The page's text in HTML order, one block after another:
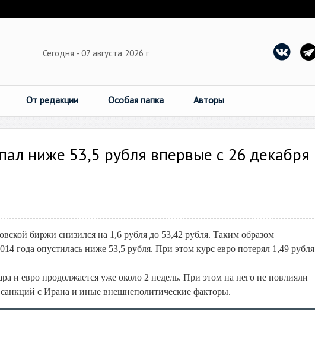
Сегодня - 07 августа 2026 г
От редакции Особая папка Авторы
ниже 53,5 рубля впервые с 26 декабря
биржи снизился на 1,6 рубля до 53,42 рубля. Таким образом
года опустилась ниже 53,5 рубля. При этом курс евро потерял 1,49 рубля
и евро продолжается уже около 2 недель. При этом на него не повлияли
с Ирана и иные внешнеполитические факторы.